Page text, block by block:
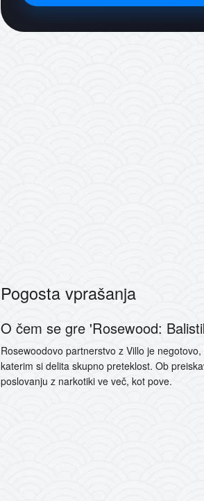
Pogosta vprašanja
O čem se gre 'Rosewood:
Rosewoodovo partnerstvo z Villo je
katerim si delita skupno preteklost. Ob
poslovanju z narkotiki ve več, kot pove.